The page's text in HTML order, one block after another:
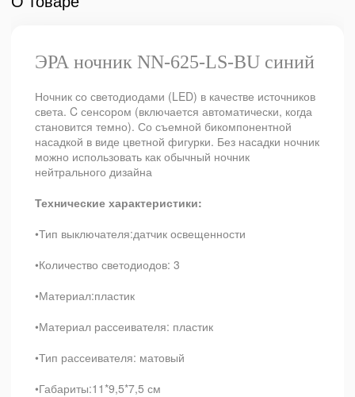
ЭРА ночник NN-625-LS-BU синий
Ночник со светодиодами (LED) в качестве источников
света. C сенсором (включается автоматически, когда
становится темно). Со съемной бикомпонентной
насадкой в виде цветной фигурки. Без насадки ночник
можно использовать как обычный ночник
нейтрального дизайна
Технические характеристики:
•Тип выключателя:датчик освещенности
•Количество светодиодов: 3
•Материал:пластик
•Материал рассеивателя: пластик
•Тип рассеивателя: матовый
•Габариты:11*9,5*7,5 см